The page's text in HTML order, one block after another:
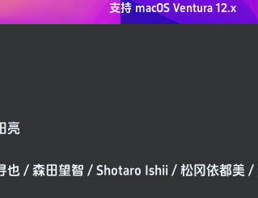
支持 macOSVentura 12.x
亮
也 / 森田望智 / Shotaro Ishii / 松冈依都美